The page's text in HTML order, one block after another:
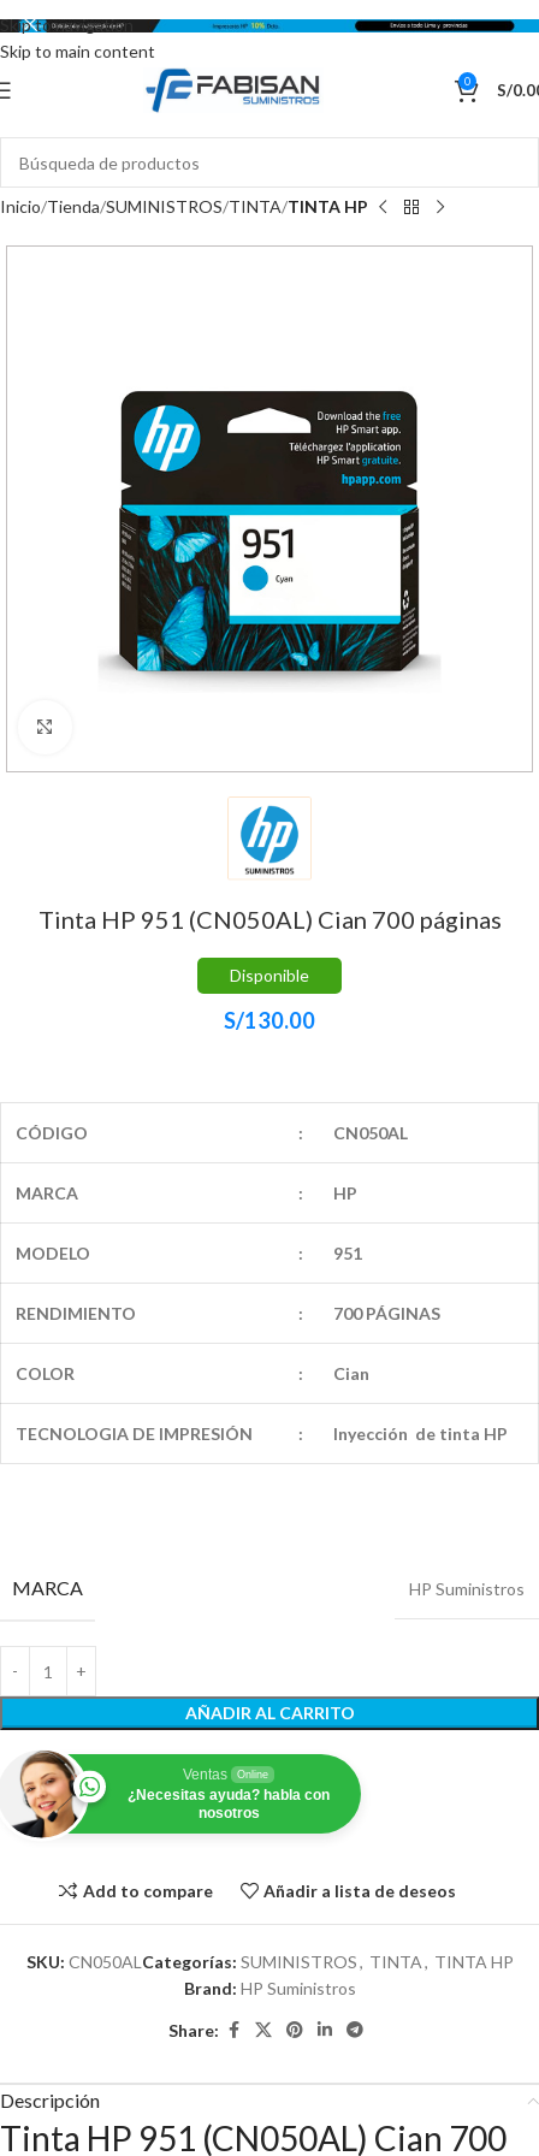
Skip to navigation
Skip to main content
0 S/
Inicio Tienda SUMINISTROS TINTA TINTA HP
Tinta HP 951 (CN050AL) Cian 700 páginas
Disponible
S/130.00
CÓDIGO : CN050AL
MARCA : HP
MODELO : 951
RENDIMIENTO : 700 PÁGINAS
COLOR : Cian
TECNOLOGIA DE IMPRESIÓN : Inyección de tinta HP
MARCA HP Suministros
AÑADIR AL CARRITO
Ventas Online
¿Necesitas ayuda? habla con
nosotros
Add to compare Añadir a lista de deseos
SKU: CN050AL Categorías: SUMINISTROS, TINTA, TINTA HP
Brand: HP Suministros
Share:
Descripción
Tinta HP 951 (CN050AL) Cian 700